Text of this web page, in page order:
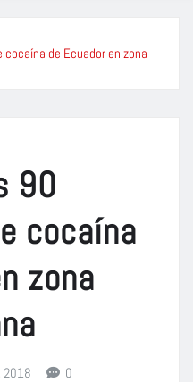
de Ecuador en zona
90
cocaína
zona
2018 0